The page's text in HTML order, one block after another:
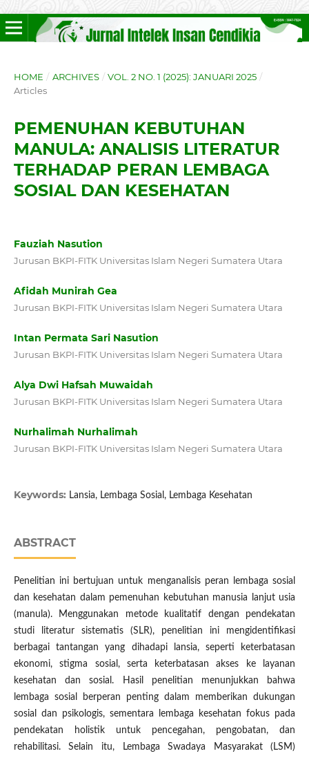
HOME / ARCHIVES / VOL. 2 NO. 1 (2025): JANUARI 2025 /
Articles
PEMENUHAN KEBUTUHAN
MANULA: ANALISIS LITERATUR
TERHADAP PERAN LEMBAGA
SOSIAL DAN KESEHATAN
Fauziah Nasution
Jurusan BKPI-FITK Universitas Islam Negeri Sumatera Utara
Afidah Munirah Gea
Jurusan BKPI-FITK Universitas Islam Negeri Sumatera Utara
Intan Permata Sari Nasution
Jurusan BKPI-FITK Universitas Islam Negeri Sumatera Utara
Alya Dwi Hafsah Muwaidah
Jurusan BKPI-FITK Universitas Islam Negeri Sumatera Utara
Nurhalimah Nurhalimah
Jurusan BKPI-FITK Universitas Islam Negeri Sumatera Utara
Keywords: Lansia, Lembaga Sosial, Lembaga Kesehatan
ABSTRACT
Penelitian ini bertujuan untuk menganalisis peran lembaga sosial
dan kesehatan dalam pemenuhan kebutuhan manusia lanjut usia
(manula). Menggunakan metode kualitatif dengan pendekatan
studi literatur sistematis (SLR), penelitian ini mengidentifikasi
berbagai tantangan yang dihadapi lansia, seperti keterbatasan
ekonomi, stigma sosial, serta keterbatasan akses ke layanan
kesehatan dan sosial. Hasil penelitian menunjukkan bahwa
lembaga sosial berperan penting dalam memberikan dukungan
sosial dan psikologis, sementara lembaga kesehatan fokus pada
pendekatan holistik untuk pencegahan, pengobatan, dan
rehabilitasi. Selain itu, Lembaga Swadaya Masyarakat (LSM)